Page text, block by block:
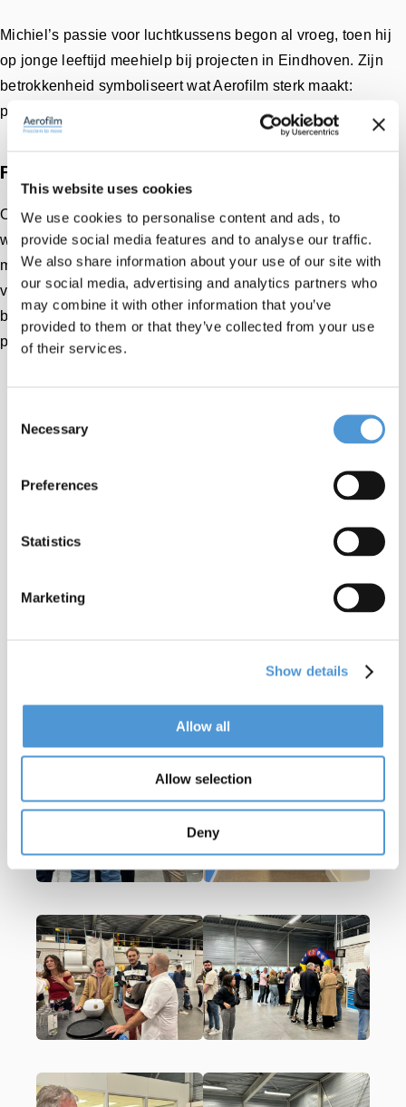
This website uses cookies
We use cookies to personalise content and ads, to
provide social media features and to analyse our traffic.
We also share information about your use of our site with
our social media, advertising and analytics partners who
may combine it with other information that you’ve
provided to them or that they’ve collected from your use
of their services.
Selection
Necessary
Preferences
Statistics
Marketing
Show details
Allow all
Allow selection
Deny
Michiel’s passie voor luchtkussens begon al vroeg, toen hij
op jonge leeftijd meehielp bij projecten in Eindhoven. Zijn
betrokkenheid symboliseert wat Aerofilm sterk maakt:
persoonlijke aandacht en passie voor techniek.
Familiedag: vieren met onze Aerofilm-familie
Om ons 40-jarig jubileum feestelijk te vieren organiseerden
we op 2 november 2024 een speciale familiedag. Onze
medewerkers en hun families kwamen samen voor een dag
vol plezier, verbondenheid en waardering. Het was een
bijzonder moment om terug te blikken op onze gezamenlijke
prestaties en vooruit te kijken naar de toekomst.